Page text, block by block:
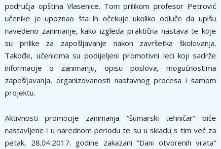
područja opština Vlasenice. Tom prilikom profesor Petrović
učenike je upoznao šta ih očekuje ukoliko odluče da upišu
navedeno zanimanje, kako izgleda praktična nastava te koje
su prilike za zapošljavanje nakon završetka školovanja.
Takođe, učenicima su podijeljeni promotivni leci koji sadrže
informacije o zanimanju, opisu poslova, mogućnostima
zapošljavanja, organizovanosti nastavnog procesa i samom
projektu.
Aktivnosti promocije zanimanja “šumarski tehničar” biće
nastavljene i u narednom periodu te su u skladu s tim već za
petak, 28.04.2017. godine zakazani “Dani otvorenih vrata”